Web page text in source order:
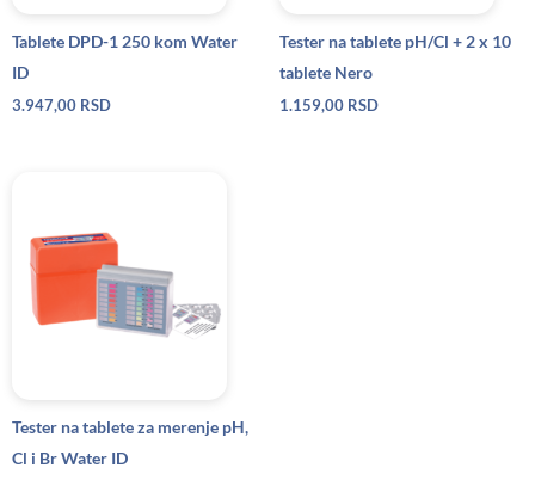
Tablete DPD-1 250 kom Water
ID
3.947,00 RSD
Tester na tablete pH/Cl + 2 x 10
tablete Nero
1.159,00 RSD
Tester na tablete za merenje pH,
Cl i Br Water ID